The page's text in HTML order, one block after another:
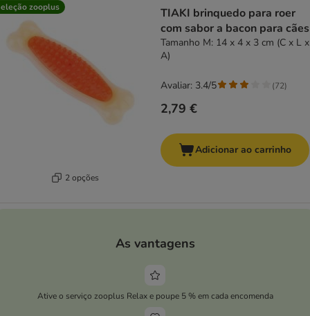
zooplus
2 opções
TIAKI brinquedo para roer
com sabor a bacon para cães
Tamanho M: 14 x 4 x 3 cm (C x L x
A)
2,79 €
Avaliar: 3.4/5 (72)
Adicionar ao carrinho
As vantagens
Ative o serviço zooplus Relax e poupe 5 % em cada encomenda